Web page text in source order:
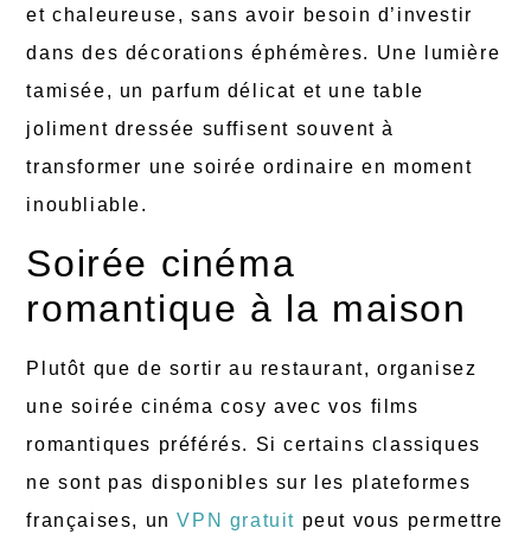
et chaleureuse, sans avoir besoin d’investir
dans des décorations éphémères. Une lumière
tamisée, un parfum délicat et une table
joliment dressée suffisent souvent à
transformer une soirée ordinaire en moment
inoubliable.
Soirée cinéma
romantique à la maison
Plutôt que de sortir au restaurant, organisez
une soirée cinéma cosy avec vos films
romantiques préférés. Si certains classiques
ne sont pas disponibles sur les plateformes
françaises, unVPN gratuit peut vous permettre